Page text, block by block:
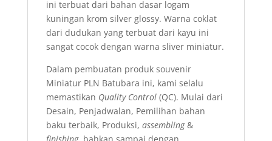
ini terbuat dari bahan dasar logam
kuningan krom silver glossy. Warna coklat
dari dudukan yang terbuat dari kayu ini
sangat cocok dengan warna sliver miniatur.
Dalam pembuatan produk souvenir
Miniatur PLN Batubara ini, kami selalu
memastikan Quality Control(QC). Mulai dari
Desain, Penjadwalan, Pemilihan bahan
baku terbaik, Produksi, assembling&
finishing. bahkan sampai dengan